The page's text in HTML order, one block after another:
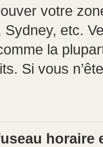
votre
Sydney, etc.
la
Si vous
horaire